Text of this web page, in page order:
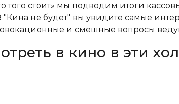
стоит» мы подводим итоги
не будет" вы увидите самые
и смешные вопросы
в кино в эти